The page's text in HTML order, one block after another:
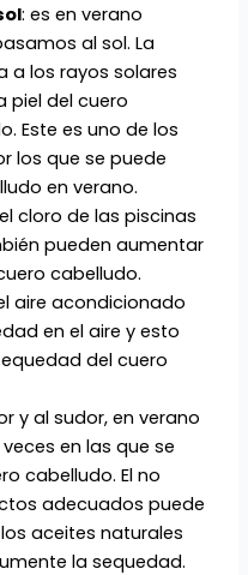
: es en verano
al sol. La
a los rayos solares
piel del cuero
Este es uno de los
los que se puede
en verano.
cloro de las piscinas
pueden aumentar
cabelludo.
aire acondicionado
en el aire y esto
del cuero
y al sudor, en verano
en las que se
cabelludo. El no
adecuados puede
aceites naturales
la sequedad.